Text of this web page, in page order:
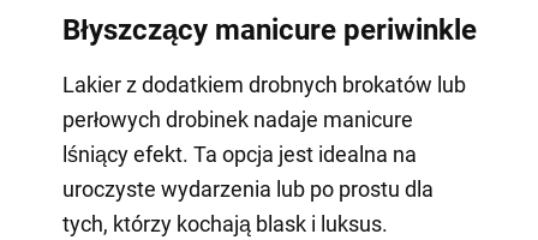
Błyszczący manicure periwinkle
Lakier z dodatkiem drobnych brokatów lub
perłowych drobinek nadaje manicure
lśniący efekt. Ta opcja jest idealna na
uroczyste wydarzenia lub po prostu dla
tych, którzy kochają blask i luksus.